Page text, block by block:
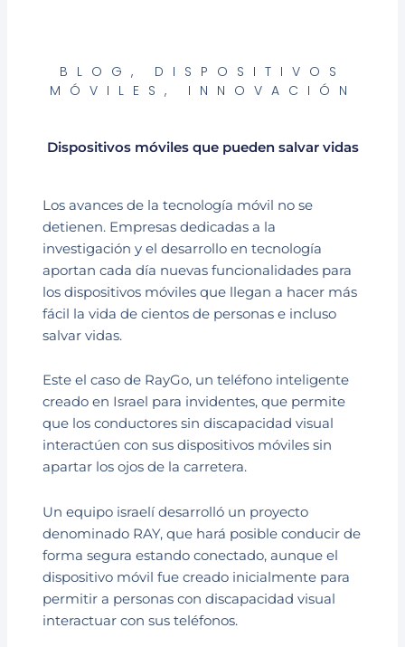
BLOG , DISPOSITIVOS
MÓVILES , INNOVACIÓN
Dispositivos móviles que pueden salvar vidas
Los avances de la tecnología móvil no se
detienen. Empresas dedicadas a la
investigación y el desarrollo en tecnología
aportan cada día nuevas funcionalidades para
los dispositivos móviles que llegan a hacer más
fácil la vida de cientos de personas e incluso
salvar vidas.
Este el caso de RayGo, un teléfono inteligente
creado en Israel para invidentes, que permite
que los conductores sin discapacidad visual
interactúen con sus dispositivos móviles sin
apartar los ojos de la carretera.
Un equipo israelí desarrolló un proyecto
denominado RAY, que hará posible conducir de
forma segura estando conectado, aunque el
dispositivo móvil fue creado inicialmente para
permitir a personas con discapacidad visual
interactuar con sus teléfonos.